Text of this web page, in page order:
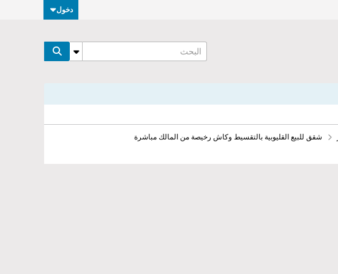
دخول
شقق للبيع القليوبية بالتقسيط وكاش رخيصة من المالك مباشرة